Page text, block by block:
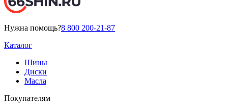
Нужна помощь?8 800 200-21-87
Каталог
Шины
Диски
Масла
Покупателям